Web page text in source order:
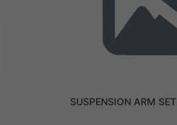
SUSPENSION ARM SET